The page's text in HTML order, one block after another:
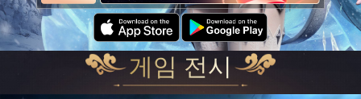
게임 전시